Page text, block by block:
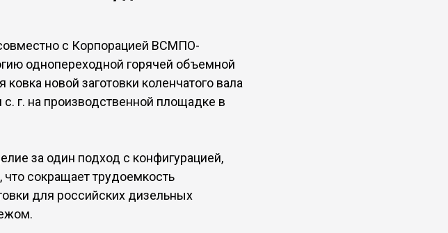
с Корпорацией ВСМПО-
однопереходной горячей объемной
новой заготовки коленчатого вала
г. на производственной площадке в
за один подход с конфигурацией,
сокращает трудоемкость
для российских дизельных